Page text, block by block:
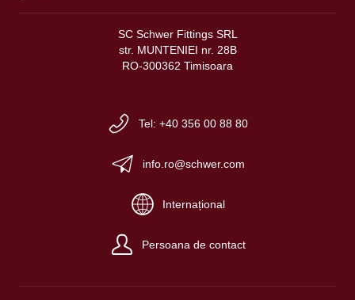
SC Schwer Fittings SRL
str. MUNTENIEI nr. 28B
RO-300362 Timisoara
Tel: +40 356 00 88 80
info.ro@schwer.com
Internațional
Persoana de contact